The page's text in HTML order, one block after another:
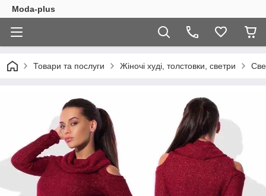
Moda-plus
Товари та послуги Жіночі худі, толстовки, светри